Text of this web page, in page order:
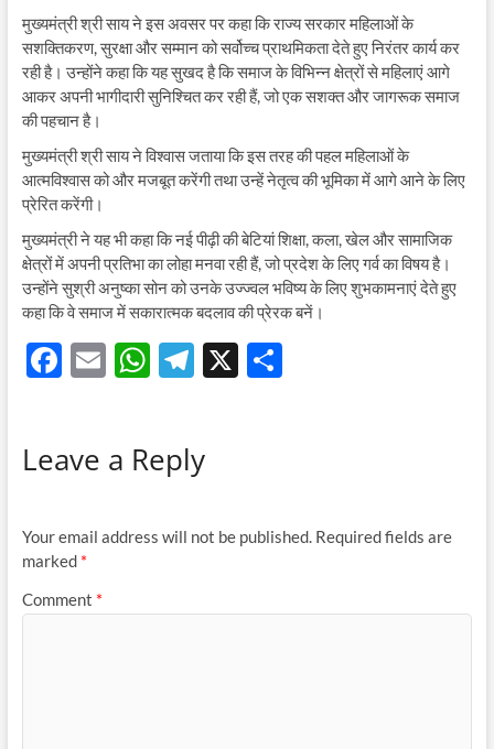
मुख्यमंत्री श्री साय ने इस अवसर पर कहा कि राज्य सरकार महिलाओं के
सशक्तिकरण, सुरक्षा और सम्मान को सर्वोच्च प्राथमिकता देते हुए निरंतर कार्य कर
रही है। उन्होंने कहा कि यह सुखद है कि समाज के विभिन्न क्षेत्रों से महिलाएं आगे
आकर अपनी भागीदारी सुनिश्चित कर रही हैं, जो एक सशक्त और जागरूक समाज
की पहचान है।
मुख्यमंत्री श्री साय ने विश्वास जताया कि इस तरह की पहल महिलाओं के
आत्मविश्वास को और मजबूत करेंगी तथा उन्हें नेतृत्व की भूमिका में आगे आने के लिए
प्रेरित करेंगी।
मुख्यमंत्री ने यह भी कहा कि नई पीढ़ी की बेटियां शिक्षा, कला, खेल और सामाजिक
क्षेत्रों में अपनी प्रतिभा का लोहा मनवा रही हैं, जो प्रदेश के लिए गर्व का विषय है।
उन्होंने सुश्री अनुष्का सोन को उनके उज्ज्वल भविष्य के लिए शुभकामनाएं देते हुए
कहा कि वे समाज में सकारात्मक बदलाव की प्रेरक बनें।
F
b
o
k
E W
s
p
T
gr
m
X S
Leave a Reply
Your email address will not be published. Required fields are
marked *
Comment *